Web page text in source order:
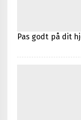
Pas godt på dit